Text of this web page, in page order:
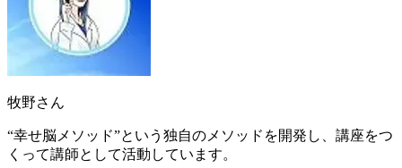
牧野さん
“幸せ脳メソッド”という独自のメソッドを開発し、講座をつ
くって講師として活動しています。